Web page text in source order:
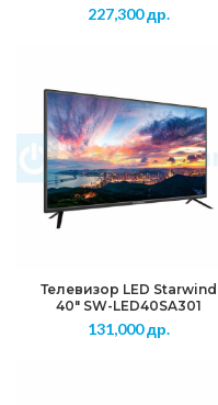
227,300др.
Телевизор LED Starwind
40″ SW-LED40SA301
131,000др.